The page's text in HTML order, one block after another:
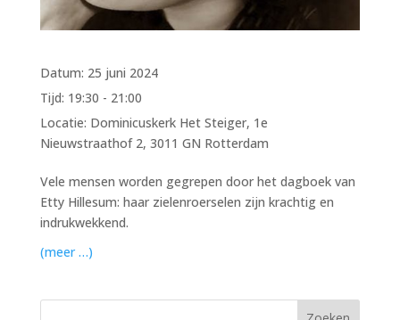
Datum: 25 juni 2024
Tijd: 19:30 - 21:00
Locatie: Dominicuskerk Het Steiger, 1e
Nieuwstraathof 2, 3011 GN Rotterdam
Vele mensen worden gegrepen door het dagboek van
Etty Hillesum: haar zielenroerselen zijn krachtig en
indrukwekkend.
(meer …)